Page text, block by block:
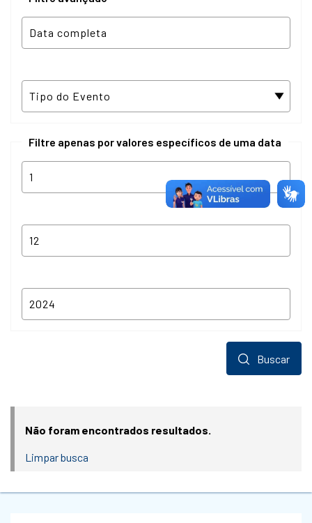
Filtre apenas por valores específicos de uma data
Buscar
Não foram encontrados resultados.
Limpar busca